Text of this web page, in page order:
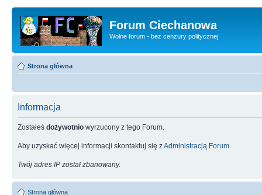
Forum Ciechanowa
Wolne forum - bez cenzury politycznej
Strona główna
Informacja
Zostałeś dożywotnio wyrzucony z tego Forum.
Aby uzyskać więcej informacji skontaktuj się zAdministracją Forum
Twój adres IP został zbanowany.
Strona główna